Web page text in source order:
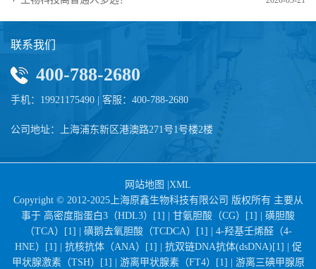
联系我们
400-788-2680
手机：19921175490 | 客服：400-788-2680
公司地址：上海浦东新区港澳路271号1号楼2楼
网站地图 XML
Copyright © 2012-2025上海原鑫生物科技有限公司 版权所有 主要从
事于 高密度脂蛋白3（HDL3）[1] | 甘氨胆酸（CG）[1] | 磺胆酸
（TCA）[1] | 磺鹅去氧胆酸（TCDCA）[1] | 4-羟基壬烯醛（4-
HNE）[1] | 抗核抗体（ANA）[1] | 抗双链DNA抗体(dsDNA)[1] | 促
甲状腺激素（TSH）[1] | 游离甲状腺素（FT4）[1] | 游离三碘甲腺原